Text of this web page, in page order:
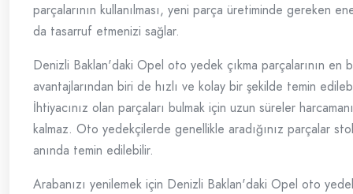
parçalarının kullanılması, yeni parça üretiminde gereken
da tasarruf etmenizi sağlar.
Denizli Baklan'daki Opel oto yedek çıkma parçalarının en
avantajlarından biri de hızlı ve kolay bir şekilde temin
İhtiyacınız olan parçaları bulmak için uzun süreler
kalmaz. Oto yedekçilerde genellikle aradığınız parçalar
anında temin edilebilir.
Arabanızı yenilemek için Denizli Baklan'daki Opel oto